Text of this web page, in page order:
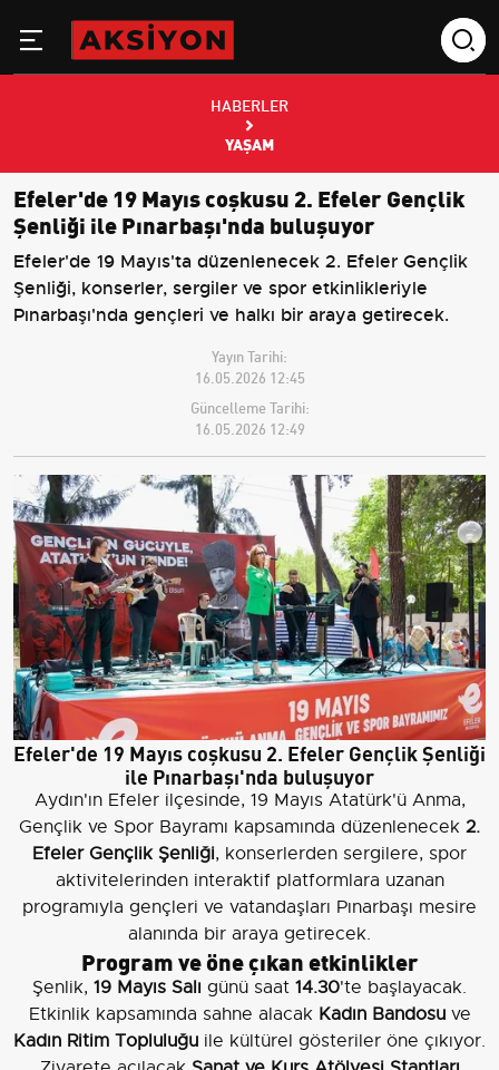
HABERLER
YAŞAM
Efeler'de 19 Mayıs coşkusu 2. Efeler Gençlik
Şenliği ile Pınarbaşı'nda buluşuyor
Efeler'de 19 Mayıs'ta düzenlenecek 2. Efeler Gençlik
Şenliği, konserler, sergiler ve spor etkinlikleriyle
Pınarbaşı'nda gençleri ve halkı bir araya getirecek.
Yayın Tarihi:
16.05.2026 12:45
Güncelleme Tarihi:
16.05.2026 12:49
Efeler'de 19 Mayıs coşkusu 2. Efeler Gençlik Şenliği
ile Pınarbaşı'nda buluşuyor
Aydın'ın Efeler ilçesinde, 19 Mayıs Atatürk'ü Anma,
Gençlik ve Spor Bayramı kapsamında düzenlenecek 2.
Efeler Gençlik Şenliği, konserlerden sergilere, spor
aktivitelerinden interaktif platformlara uzanan
programıyla gençleri ve vatandaşları Pınarbaşı mesire
alanında bir araya getirecek.
Program ve öne çıkan etkinlikler
Şenlik, 19 Mayıs Salı günü saat 14.30'te başlayacak.
Etkinlik kapsamında sahne alacak Kadın Bandosuve
Kadın Ritim Topluluğu ile kültürel gösteriler öne çıkıyor.